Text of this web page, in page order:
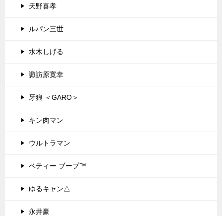
天野喜孝
ルパン三世
水木しげる
諏訪原寛幸
牙狼 ＜GARO＞
キン肉マン
ウルトラマン
ベティー ブープ™
ゆるキャン△
永井豪